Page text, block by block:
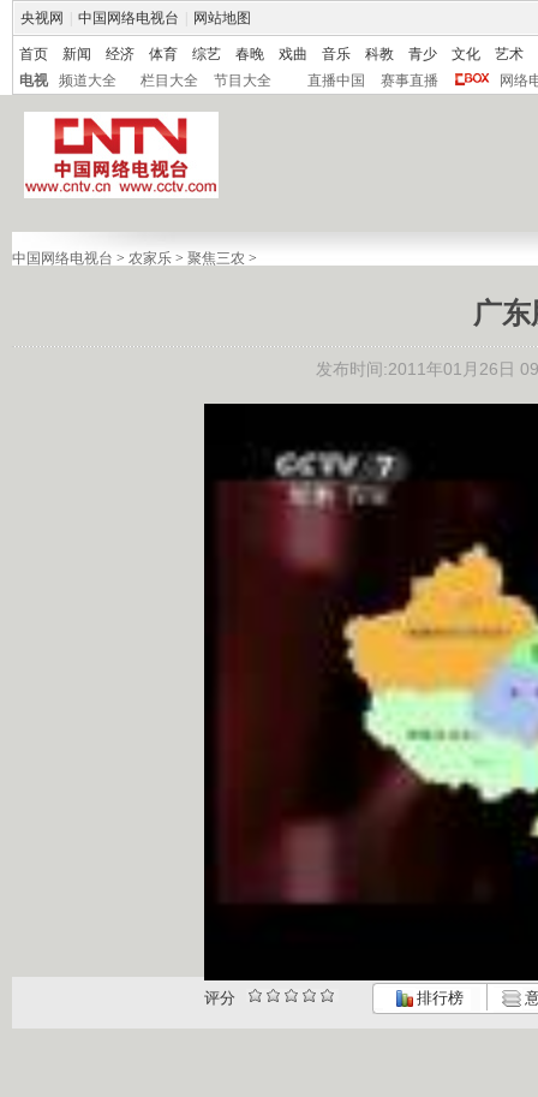
央视网 中国网络电视台 网站地图
首页 新闻 经济 体育 综艺 春晚 戏曲 音乐 科教 青少 文化
艺术
电视
频道大全 栏目大全 节目大全 直播中国 赛事直播 网络
中国网络电视台 > 农家乐 > 聚焦三农 >
广
发布时间:2011年01月26日
评分 排行榜